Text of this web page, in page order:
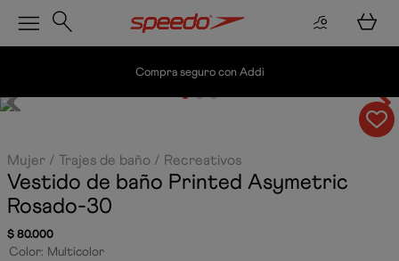
Compra seguro con Addi
Mujer Trajes de baño Recreativos
Vestido de baño Printed Asymetric
Rosado-30
$80.000
Color: Multicolor